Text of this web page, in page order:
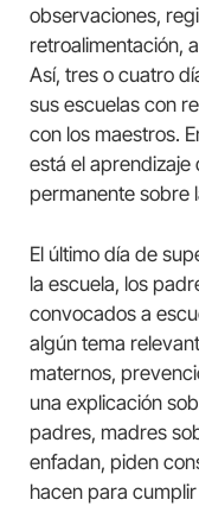
observaciones,
retroalimentación,
Así, tres o cuatro
sus escuelas con
con los maestros.
está el aprendizaje
permanente sobre
El último día de
la escuela, los
convocados a
algún tema
maternos,
una explicación
padres, madres
enfadan, piden
hacen para